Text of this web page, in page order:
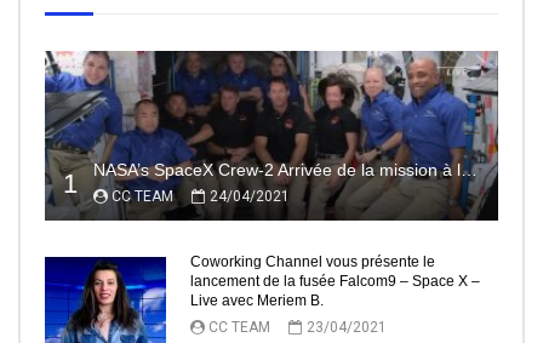
1 NASA’s SpaceX Crew-2 Arrivée de la mission à la Station Spatiale Internationale Partie2
CC TEAM 24/04/2021
Coworking Channel vous présente le
lancement de la fusée Falcom9 – Space X –
Live avec Meriem B.
CC TEAM
23/04/2021